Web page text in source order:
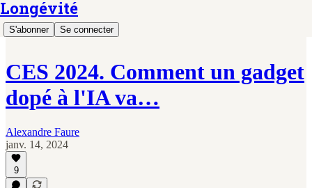
Longévité
S'abonner Se connecter
CES 2024. Comment un gadget
dopé à l'IA va…
Alexandre Faure
janv. 14, 2024
9